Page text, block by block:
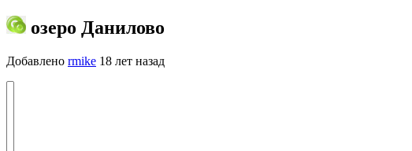
озеро Данилово
Добавлено rmike 18 лет назад